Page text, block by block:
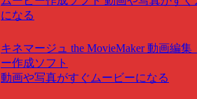
キネマージュ the MovieMaker 動画編集
ー作成ソフト
動画や写真がすぐムービーになる